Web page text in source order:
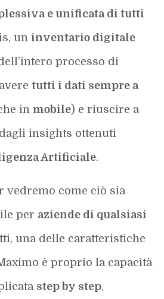
e unificata di tutti
un inventario digitale
processo di
tutti i dati sempre a
in mobile) e riuscire a
insights ottenuti
Artificiale.
vedremo come ciò sia
per aziende di qualsiasi
una delle caratteristiche
è proprio la capacità
step by step,